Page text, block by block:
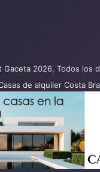
2026, Todos los
de alquiler Costa